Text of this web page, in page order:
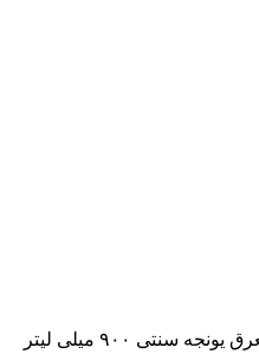
یونجه سنتی ۹۰۰ میلی لیتر